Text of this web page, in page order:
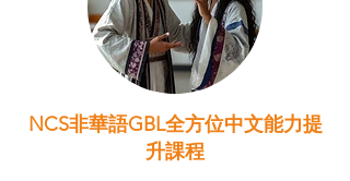
NCS非華語GBL全方位中文能力提
升課程